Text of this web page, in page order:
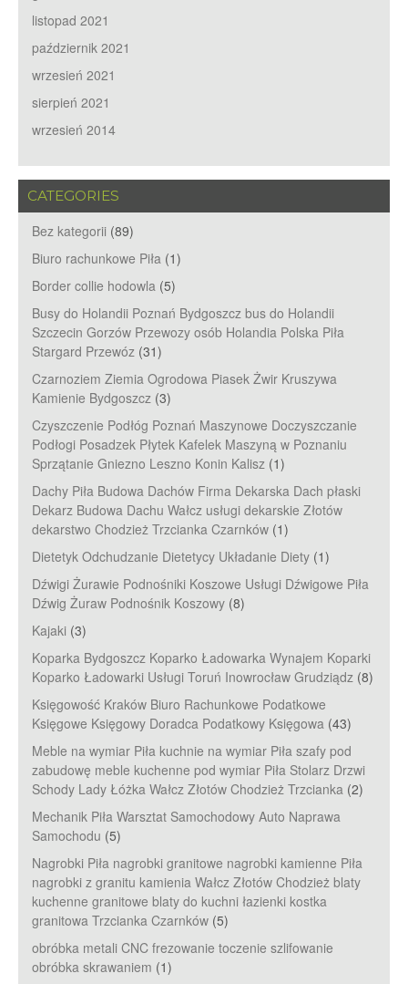
listopad 2021
październik 2021
wrzesień 2021
sierpień 2021
wrzesień 2014
CATEGORIES
Bez kategorii (89)
Biuro rachunkowe Piła (1)
Border collie hodowla (5)
Busy do Holandii Poznań Bydgoszcz bus do Holandii
Szczecin Gorzów Przewozy osób Holandia Polska Piła
Stargard Przewóz (31)
Czarnoziem Ziemia Ogrodowa Piasek Żwir Kruszywa
Kamienie Bydgoszcz (3)
Czyszczenie Podłóg Poznań Maszynowe Doczyszczanie
Podłogi Posadzek Płytek Kafelek Maszyną w Poznaniu
Sprzątanie Gniezno Leszno Konin Kalisz (1)
Dachy Piła Budowa Dachów Firma Dekarska Dach płaski
Dekarz Budowa Dachu Wałcz usługi dekarskie Złotów
dekarstwo Chodzież Trzcianka Czarnków (1)
Dietetyk Odchudzanie Dietetycy Układanie Diety (1)
Dźwigi Żurawie Podnośniki Koszowe Usługi Dźwigowe Piła
Dźwig Żuraw Podnośnik Koszowy (8)
Kajaki (3)
Koparka Bydgoszcz Koparko Ładowarka Wynajem Koparki
Koparko Ładowarki Usługi Toruń Inowrocław Grudziądz (8)
Księgowość Kraków Biuro Rachunkowe Podatkowe
Księgowe Księgowy Doradca Podatkowy Księgowa (43)
Meble na wymiar Piła kuchnie na wymiar Piła szafy pod
zabudowę meble kuchenne pod wymiar Piła Stolarz Drzwi
Schody Lady Łóżka Wałcz Złotów Chodzież Trzcianka (2)
Mechanik Piła Warsztat Samochodowy Auto Naprawa
Samochodu (5)
Nagrobki Piła nagrobki granitowe nagrobki kamienne Piła
nagrobki z granitu kamienia Wałcz Złotów Chodzież blaty
kuchenne granitowe blaty do kuchni łazienki kostka
granitowa Trzcianka Czarnków (5)
obróbka metali CNC frezowanie toczenie szlifowanie
obróbka skrawaniem (1)